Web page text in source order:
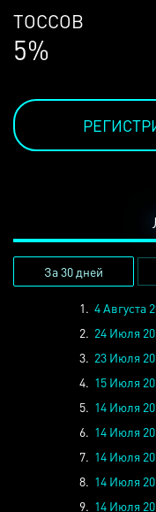
ЛЮДЕЙ
69%
За 30 дней
1. 4 Августа
2. 24 Июля
3. 23 Июля
4. 15 Июля
5. 14 Июля
6. 14 Июля
7. 14 Июля
8. 14 Июля
9. 14 Июля